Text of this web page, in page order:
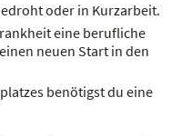
oder in Kurzarbeit.
eine berufliche
neuen Start in den
benötigst du eine